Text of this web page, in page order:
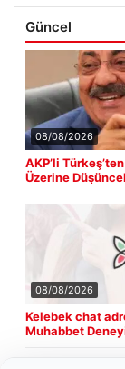
Güncel
08/08/2026
AKP’li
Üzerine
08/08/2026
Kelebek chat
Muhabbet